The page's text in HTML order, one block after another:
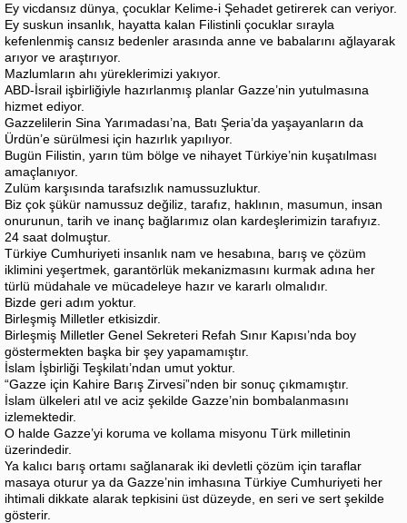
Ey vicdansız dünya, çocuklar Kelime-i Şehadet getirerek can veriyor.
Ey suskun insanlık, hayatta kalan Filistinli çocuklar sırayla
kefenlenmiş cansız bedenler arasında anne ve babalarını ağlayarak
arıyor ve araştırıyor.
Mazlumların ahı yüreklerimizi yakıyor.
ABD-İsrail işbirliğiyle hazırlanmış planlar Gazze’nin yutulmasına
hizmet ediyor.
Gazzelilerin Sina Yarımadası’na, Batı Şeria’da yaşayanların da
Ürdün’e sürülmesi için hazırlık yapılıyor.
Bugün Filistin, yarın tüm bölge ve nihayet Türkiye’nin kuşatılması
amaçlanıyor.
Zulüm karşısında tarafsızlık namussuzluktur.
Biz çok şükür namussuz değiliz, tarafız, haklının, masumun, insan
onurunun, tarih ve inanç bağlarımız olan kardeşlerimizin tarafıyız.
24 saat dolmuştur.
Türkiye Cumhuriyeti insanlık nam ve hesabına, barış ve çözüm
iklimini yeşertmek, garantörlük mekanizmasını kurmak adına her
türlü müdahale ve mücadeleye hazır ve kararlı olmalıdır.
Bizde geri adım yoktur.
Birleşmiş Milletler etkisizdir.
Birleşmiş Milletler Genel Sekreteri Refah Sınır Kapısı’nda boy
göstermekten başka bir şey yapamamıştır.
İslam İşbirliği Teşkilatı’ndan umut yoktur.
“Gazze için Kahire Barış Zirvesi”nden bir sonuç çıkmamıştır.
İslam ülkeleri atıl ve aciz şekilde Gazze’nin bombalanmasını
izlemektedir.
O halde Gazze’yi koruma ve kollama misyonu Türk milletinin
üzerindedir.
Ya kalıcı barış ortamı sağlanarak iki devletli çözüm için taraflar
masaya oturur ya da Gazze’nin imhasına Türkiye Cumhuriyeti her
ihtimali dikkate alarak tepkisini üst düzeyde, en seri ve sert şekilde
gösterir.